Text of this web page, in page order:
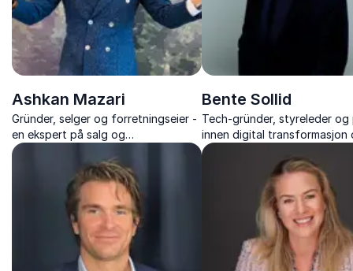
Ashkan Mazari
Gründer, selger og forretningseier -
en ekspert på salg og
gründervirksomhet som inspirerer
deg til nye muligheter.
Bente Sollid
Tech-gründer, styreleder og
innen digital transformasjon
en av Norges mest
stemmer i teknologibransjen.